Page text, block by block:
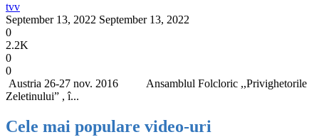
tvv
September 13, 2022 September 13, 2022
0
2.2K
0
0
Austria 26-27 nov. 2016 Ansamblul Folcloric ,,Privighetorile
Zeletinului” , î...
Cele mai populare video-uri